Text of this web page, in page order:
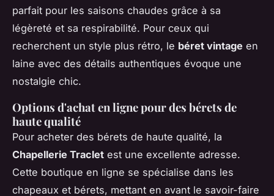
parfait pour les saisons chaudes grâce à sa
légèreté et sa respirabilité. Pour ceux qui
recherchent un style plus rétro, le béret vintage en
laine avec des détails authentiques évoque une
nostalgie chic.
Options d'achat en ligne pour des bérets de
haute qualité
Pour acheter des bérets de haute qualité, la
Chapellerie Traclet est une excellente adresse.
Cette boutique en ligne se spécialise dans les
chapeaux et bérets, mettant en avant le savoir-faire